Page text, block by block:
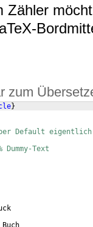
Zähler
zum
}
Default eigentlich
Dummy-Text